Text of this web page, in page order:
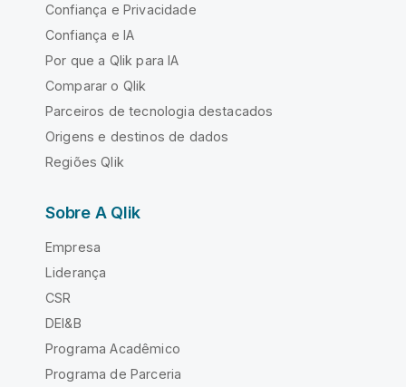
Confiança e Privacidade
Confiança e IA
Por que a Qlik para IA
Comparar o Qlik
Parceiros de tecnologia destacados
Origens e destinos de dados
Regiões Qlik
Sobre A Qlik
Empresa
Liderança
CSR
DEI&B
Programa Acadêmico
Programa de Parceria